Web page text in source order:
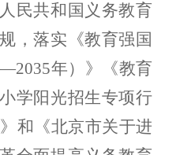
民共和国义务教育
，落实《教育强国
年）》
《教育
学阳光招生专项行
和《北京市关于进